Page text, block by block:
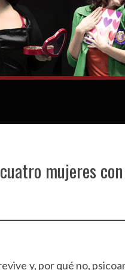
mujeres
y, por qué no,